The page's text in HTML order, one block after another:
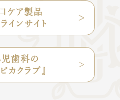
ケア製品
インサイト
児歯科の
ピカクラブ』